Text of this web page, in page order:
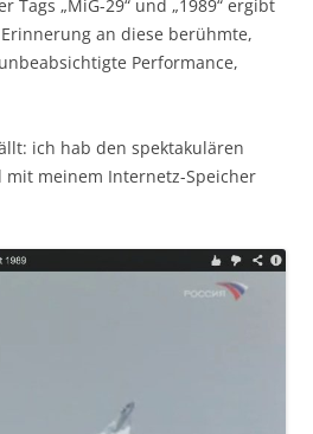
Tags „MiG-29“ und „1989“ ergibt
an diese berühmte,
Performance,
ich hab den spektakulären
mit meinem Internetz-Speicher